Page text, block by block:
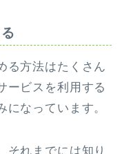
る方法はたくさん
ービスを利用する
なっています。
それまでには知り